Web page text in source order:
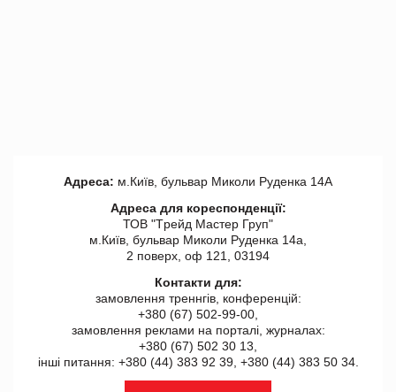
Адреса: м.Київ, бульвар Миколи Руденка 14А
Адреса для кореспонденції:
ТОВ "Tрейд Мастер Груп"
м.Київ, бульвар Миколи Руденка 14а,
2 поверх, оф 121, 03194
Контакти для:
замовлення треннгів, конференцій:
+380 (67) 502-99-00,
замовлення реклами на порталі, журналах:
+380 (67) 502 30 13,
інші питання: +380 (44) 383 92 39, +380 (44) 383 50 34.